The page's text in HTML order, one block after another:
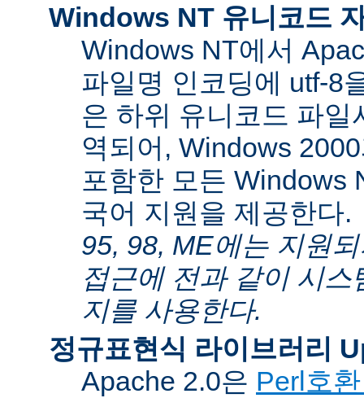
Windows NT 유니코드
Windows NT에서
파일명 인코딩에 utf-8
은 하위 유니코드 파일
역되어, Windows
포함한 모든 Windows
국어 지원을 제공한다.
95, 98, ME에는 지원
접근에 전과 같이 시
지를 사용한다.
정규표현식 라이브러리
Apache 2.0은 Perl호